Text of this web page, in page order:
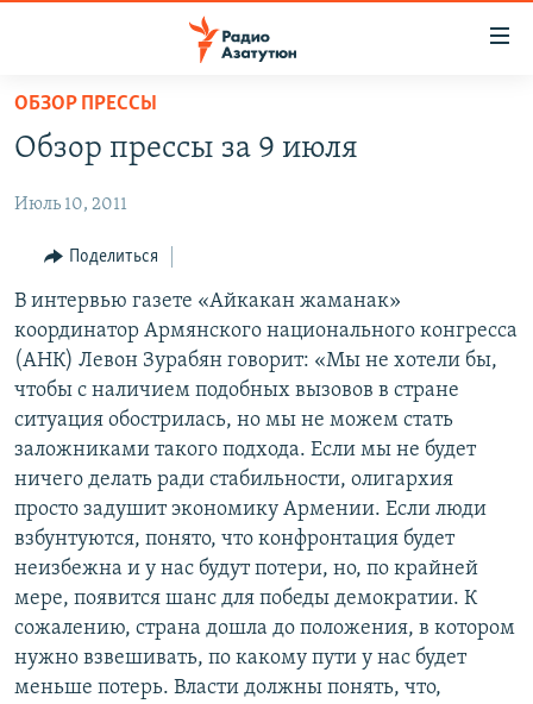
Перейти
основному
Перейти
основной
навигации
Перейти
поиску
ГЛАВНАЯ
НОВОСТИ
ПОЛИТИКА
ОБЩЕСТВО
ЭКОНОМИКА
РЕГИОН
НАГОРНЫЙ КАРАБАХ
КУЛЬТУРА
СПОРТ
АРХИВ
Հայերեն
English
Русский
ОБЗОР ПРЕССЫ
Обзор прессы за 9 июля
Июль 10, 2011
Поделиться
В интервью газете «Айкакан жаманак»
координатор Армянского национального конгресса
(АНК) Левон Зурабян говорит: «Мы не хотели бы,
чтобы с наличием подобных вызовов в стране
ситуация обострилась, но мы не можем стать
заложниками такого подхода. Если мы не будет
ничего делать ради стабильности, олигархия
просто задушит экономику Армении. Если люди
взбунтуются, понято, что конфронтация будет
неизбежна и у нас будут потери, но, по крайней
мере, появится шанс для победы демократии. К
сожалению, страна дошла до положения, в котором
нужно взвешивать, по какому пути у нас будет
меньше потерь. Власти должны понять, что,